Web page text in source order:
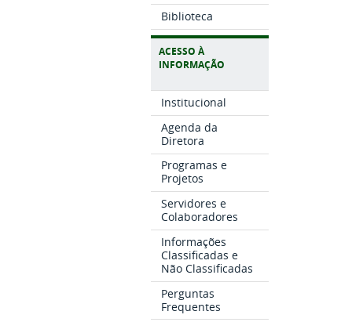
Biblioteca
ACESSO À
INFORMAÇÃO
Institucional
Agenda da
Diretora
Programas e
Projetos
Servidores e
Colaboradores
Informações
Classificadas e
Não Classificadas
Perguntas
Frequentes